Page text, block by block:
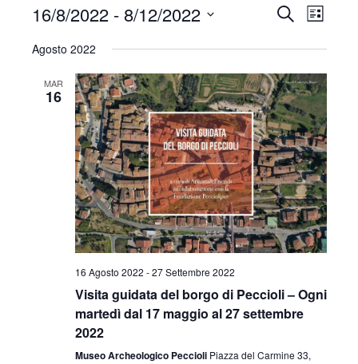
E
v
e
n
t
i
R
i
c
e
r
c
C
r
a
E
e
n
t
o
V
i
s
t
N
E
e
c
o
16/8/2022 - 8/12/2022
e
Agosto 2022
MAR
16
16 Agosto 2022 -27 Settembre 2022
Visita guidata del borgo di Peccioli – Ogni
martedì dal 17 maggio al 27 settembre
2022
Museo Archeologico Peccioli Piazza del Carmine 33,